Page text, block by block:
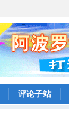
评论子站